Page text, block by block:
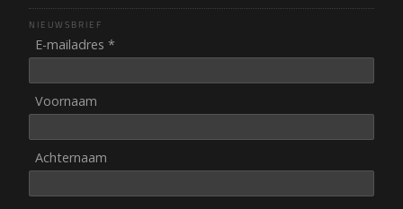
NIEUWSBRIEF
E-mailadres *
Voornaam
Achternaam